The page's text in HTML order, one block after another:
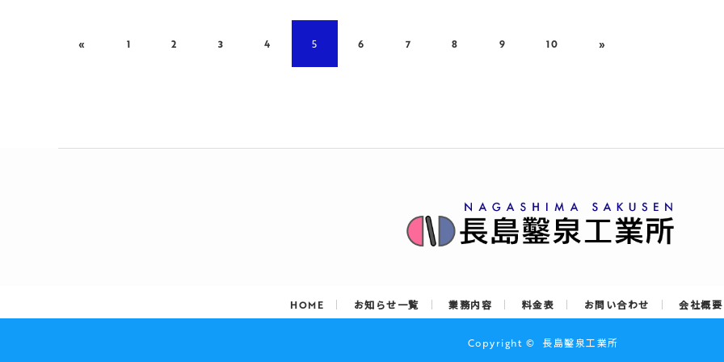
« 1 2 3 4 5 6 7 8 9 10 »
HOME お知らせ一覧 業務内容 料金表 お問い合わせ 会社概要
Copyright © 長島鑿泉工業所